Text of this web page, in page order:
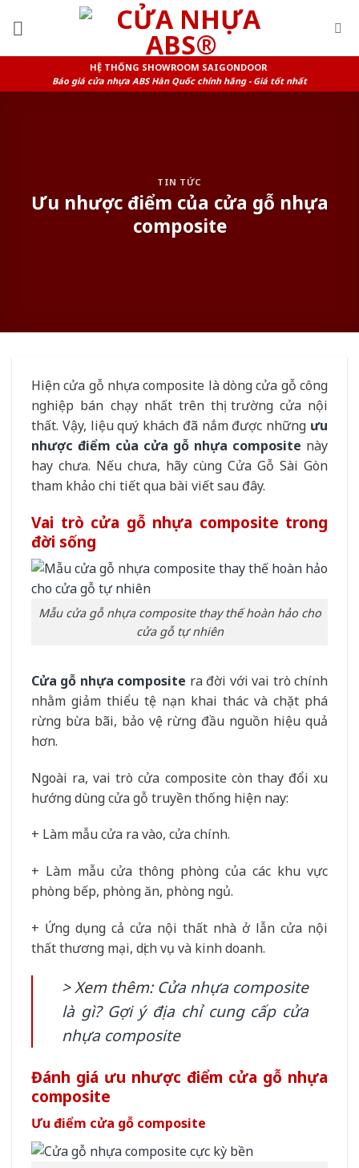
HỆ THỐNG SHOWROOM SAIGONDOOR
Báo giá cửa nhựa ABS Hàn Quốc chính hãng - Giá tốt nhất
TIN TỨC
Ưu nhược điểm của cửa gỗ nhựa
composite
Hiện cửa gỗ nhựa composite là dòng cửa gỗ công
nghiệp bán chạy nhất trên thị trường cửa nội
thất. Vậy, liệu quý khách đã nắm được những ưu
nhược điểm của cửa gỗ nhựa composite này
hay chưa. Nếu chưa, hãy cùng Cửa Gỗ Sài Gòn
tham khảo chi tiết qua bài viết sau đây.
Vai trò cửa gỗ nhựa composite trong
đời sống
Mẫu cửa gỗ nhựa composite thay thế hoàn hảo cho
cửa gỗ tự nhiên
Cửa gỗ nhựa composite ra đời với vai trò chính
nhằm giảm thiểu tệ nạn khai thác và chặt phá
rừng bừa bãi, bảo vệ rừng đầu nguồn hiệu quả
hơn.
Ngoài ra, vai trò cửa composite còn thay đổi xu
hướng dùng cửa gỗ truyền thống hiện nay:
+ Làm mẫu cửa ra vào, cửa chính.
+ Làm mẫu cửa thông phòng của các khu vực
phòng bếp, phòng ăn, phòng ngủ.
+ Ứng dụng cả cửa nội thất nhà ở lẫn cửa nội
thất thương mại, dịch vụ và kinh doanh.
> Xem thêm: Cửa nhựa composite
là gì? Gợi ý địa chỉ cung cấp cửa
nhựa composite
Đánh giá ưu nhược điểm cửa gỗ nhựa
composite
Ưu điểm cửa gỗ composite